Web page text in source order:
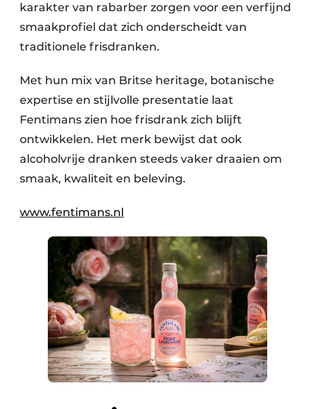
karakter van rabarber zorgen voor een verfijnd
smaakprofiel dat zich onderscheidt van
traditionele frisdranken.
Met hun mix van Britse heritage, botanische
expertise en stijlvolle presentatie laat
Fentimans zien hoe frisdrank zich blijft
ontwikkelen. Het merk bewijst dat ook
alcoholvrije dranken steeds vaker draaien om
smaak, kwaliteit en beleving.
www.fentimans.nl